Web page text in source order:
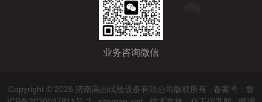
业务咨询微信
Copyright © 2026 济南高品试验设备有限公司版权所有 备案号：鲁